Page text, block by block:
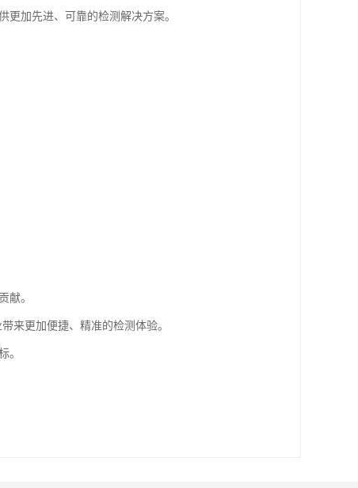
加先进、可靠的检测解决方案。
献。
来更加便捷、精准的检测体验。
。